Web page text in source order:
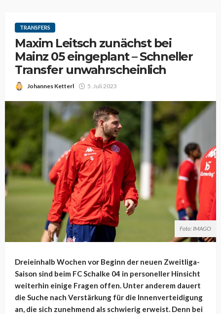
TRANSFERS
Maxim Leitsch zunächst bei
Mainz 05 eingeplant – Schneller
Transfer unwahrscheinlich
Johannes Ketterl 5. Juli 2023
Foto: IMAGO
Dreieinhalb Wochen vor Beginn der neuen Zweitliga-
Saison sind beim FC Schalke 04 in personeller Hinsicht
weiterhin einige Fragen offen. Unter anderem dauert
die Suche nach Verstärkung für die Innenverteidigung
an, die sich zunehmend als schwierig erweist. Denn bei